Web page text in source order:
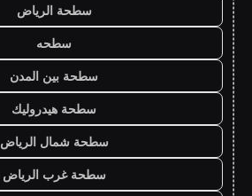
سطحة الرياض
سطحه
سطحة بين المدن
سطحة هيدروليك
سطحة شمال الرياض
سطحة غرب الرياض